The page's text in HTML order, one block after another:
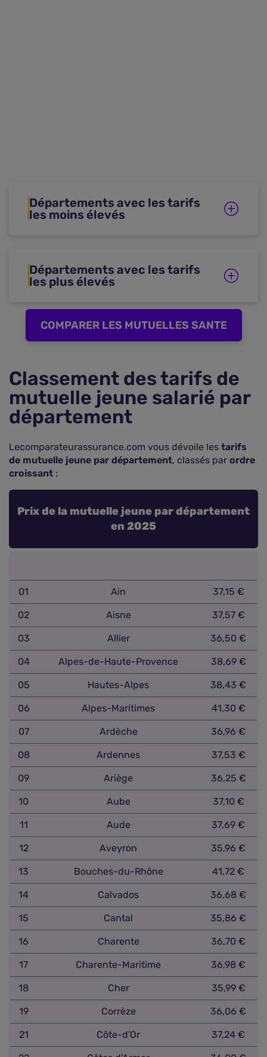
Départements avec les tarifs
les moins élevés
Départements avec les tarifs
les plus élevés
COMPARER LES MUTUELLES SANTE
Classement des tarifs de
mutuelle jeune salarié par
département
Lecomparateurassurance.com vous dévoile les tarifs
de mutuelle jeune par département, classés par ordre
croissant :
Prix de la mutuelle jeune par département
en 2025
01 Ain 37,15 €
02 Aisne 37,57 €
03 Allier 36,50 €
04 Alpes-de-Haute-Provence 38,69 €
05 Hautes-Alpes 38,43 €
06 Alpes-Maritimes 41,30 €
07 Ardèche 36,96 €
08 Ardennes 37,53 €
09 Ariège 36,25 €
10 Aube 37,10 €
11 Aude 37,69 €
12 Aveyron 35,96 €
13 Bouches-du-Rhône 41,72 €
14 Calvados 36,68 €
15 Cantal 35,86 €
16 Charente 36,70 €
17 Charente-Maritime 36,98 €
18 Cher 35,99 €
19 Corrèze 36,06 €
21 Côte-d'Or 37,24 €